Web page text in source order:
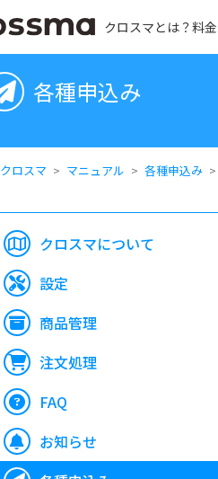
クロスマとは？料金
各種申込み
クロスマ > マニュアル > 各種申込み >
クロスマについて
設定
商品管理
注文処理
FAQ
お知らせ